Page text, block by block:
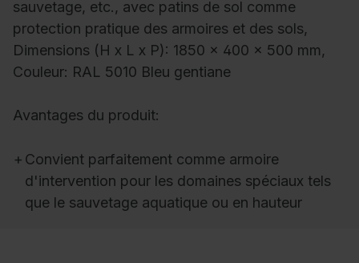
sauvetage, etc., avec patins de sol comme
protection pratique des armoires et des sols,
Dimensions (H x L x P): 1850 x 400 x 500 mm,
Couleur: RAL 5010 Bleu gentiane
Avantages du produit:
+ Convient parfaitement comme armoire
d'intervention pour les domaines spéciaux tels
que le sauvetage aquatique ou en hauteur